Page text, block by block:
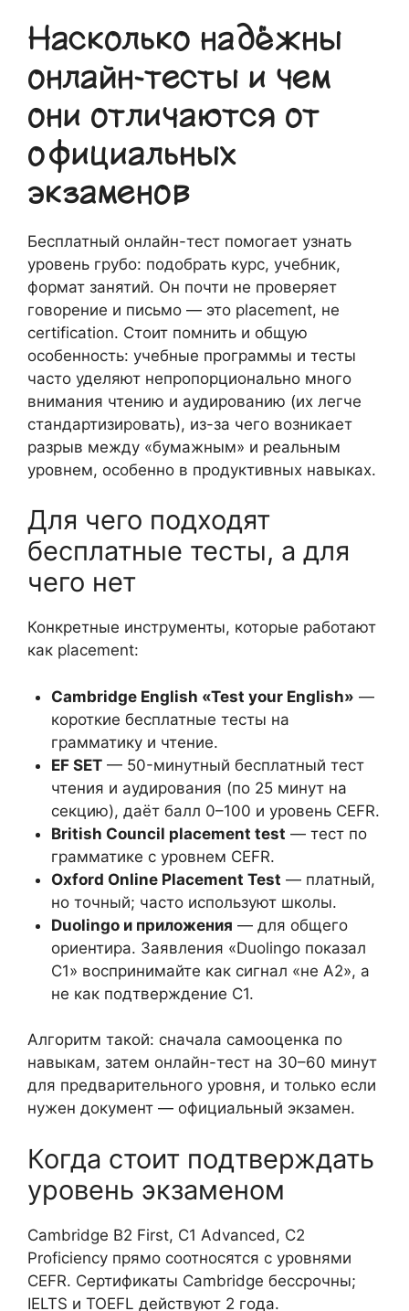
Насколько надёжны
онлайн-тесты и чем
они отличаются от
официальных
экзаменов
Бесплатный онлайн-тест помогает узнать
уровень грубо: подобрать курс, учебник,
формат занятий. Он почти не проверяет
говорение и письмо — это placement, не
certification. Стоит помнить и общую
особенность: учебные программы и тесты
часто уделяют непропорционально много
внимания чтению и аудированию (их легче
стандартизировать), из-за чего возникает
разрыв между «бумажным» и реальным
уровнем, особенно в продуктивных навыках.
Для чего подходят
бесплатные тесты, а для
чего нет
Конкретные инструменты, которые работают
как placement:
Cambridge English «Test your English» —
короткие бесплатные тесты на
грамматику и чтение.
EF SET— 50-минутный бесплатный тест
чтения и аудирования (по 25 минут на
секцию), даёт балл 0–100 и уровень CEFR.
British Council placement test — тест по
грамматике с уровнем CEFR.
Oxford Online Placement Test — платный,
но точный; часто используют школы.
Duolingo и приложения — для общего
ориентира. Заявления «Duolingo показал
C1» воспринимайте как сигнал «не A2», а
не как подтверждение C1.
Алгоритм такой: сначала самооценка по
навыкам, затем онлайн-тест на 30–60 минут
для предварительного уровня, и только если
нужен документ — официальный экзамен.
Когда стоит подтверждать
уровень экзаменом
Cambridge B2 First, C1 Advanced, C2
Proficiency прямо соотносятся с уровнями
CEFR. Сертификаты Cambridge бессрочны;
IELTS и TOEFL действуют 2 года.